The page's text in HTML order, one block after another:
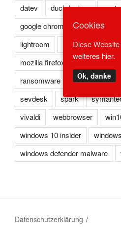
datev
duckduckgo eset
google chrome
kaspersky
lightroom
microsoft edge
mozilla firefox
norton
ransomware
reader
sevdesk
spark
vivaldi
webbrowser
windows 10 insider
windows defender malware
Datenschutzerklärung
Cookies
Diese
weiteres hier.
Ok, danke